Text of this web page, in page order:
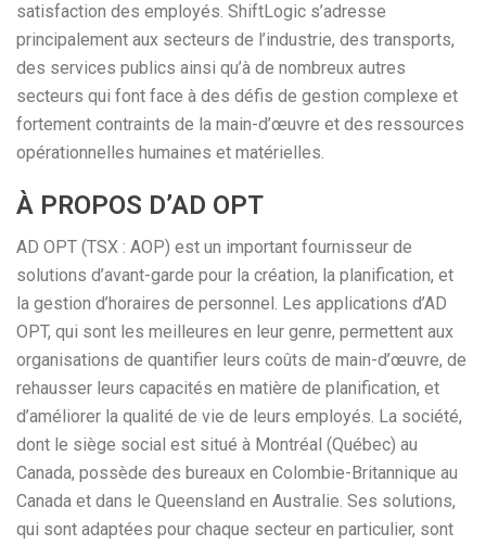
satisfaction des employés. ShiftLogic s’adresse
principalement aux secteurs de l’industrie, des transports,
des services publics ainsi qu’à de nombreux autres
secteurs qui font face à des défis de gestion complexe et
fortement contraints de la main-d’œuvre et des ressources
opérationnelles humaines et matérielles.
À PROPOS D’AD OPT
AD OPT (TSX : AOP) est un important fournisseur de
solutions d’avant-garde pour la création, la planification, et
la gestion d’horaires de personnel. Les applications d’AD
OPT, qui sont les meilleures en leur genre, permettent aux
organisations de quantifier leurs coûts de main-d’œuvre, de
rehausser leurs capacités en matière de planification, et
d’améliorer la qualité de vie de leurs employés. La société,
dont le siège social est situé à Montréal (Québec) au
Canada, possède des bureaux en Colombie-Britannique au
Canada et dans le Queensland en Australie. Ses solutions,
qui sont adaptées pour chaque secteur en particulier, sont